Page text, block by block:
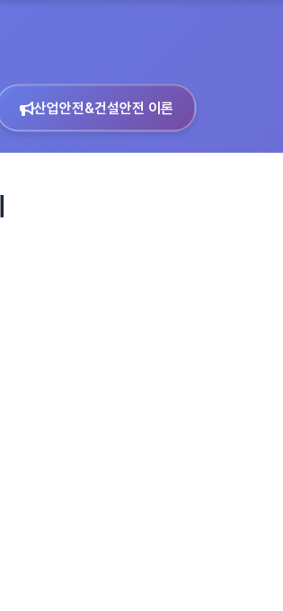
산업안전&건설안전 이론